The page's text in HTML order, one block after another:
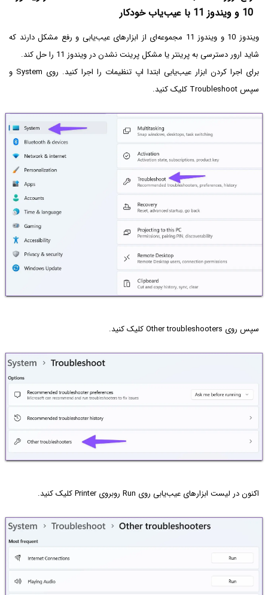
10 و ویندوز 11 با عیب‌یاب خودکار
ویندوز 10 و ویندوز 11 مجموعه‌ای از ابزارهای عیب‌یابی و رفع مشکل دارند که
شاید ارور دسترسی به پرینتر یا مشکل پرینت نشدن در ویندوز 11 را حل کند.
برای اجرا کردن ابزار عیب‌یابی ابتدا اپ تنظیمات را اجرا کنید. روی System و
سپس Troubleshoot کلیک کنید.
سپس روی Other troubleshooters کلیک کنید.
اکنون در لیست ابزارهای عیب‌یابی روی Run روبروی Printer کلیک کنید.